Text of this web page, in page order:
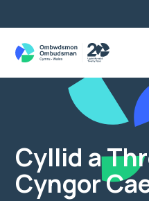
Cyllid a
Cyngor